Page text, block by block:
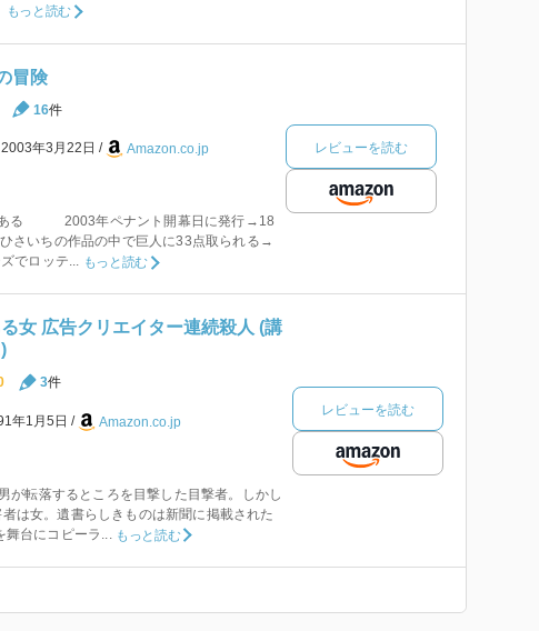
もっと読む
冒険
16件
2003年3月22日 Amazon.co.jp
ある 2003年ペナント開幕日に発行→18
さいちの作品の中で巨人に33点取られる→
でロッテ... もっと読む
レビューを読む
女 広告クリエイター連続殺人 (講
3件
年1月5日 Amazon.co.jp
が転落するところを目撃した目撃者。しかし
は女。遺書らしきものは新聞に掲載された
舞台にコピーラ... もっと読む
レビューを読む